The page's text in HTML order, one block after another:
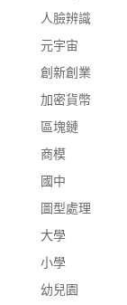
人臉辨識
元宇宙
創新創業
加密貨幣
區塊鏈
商模
國中
圖型處理
大學
小學
幼兒園